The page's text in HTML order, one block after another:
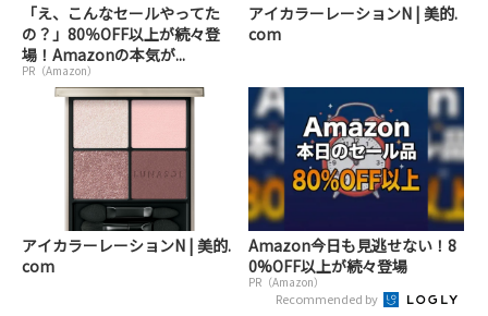
「え、こんなセールやってた
の？」80％OFF以上が続々登
場！Amazonの本気が...
PR（Amazon）
アイカラーレーションN | 美的.
com
アイカラーレーションN | 美的.
com
Amazon今日も見逃せない！8
0%OFF以上が続々登場
PR（Amazon）
Recommended by